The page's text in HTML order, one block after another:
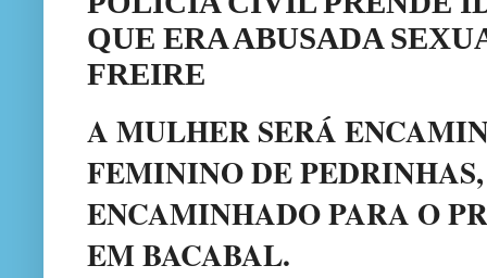
QUE ERA ABUSADA
FREIRE
A MULHER SERÁ
FEMININO DE
ENCAMINHADO PARA O
EM BACABAL.